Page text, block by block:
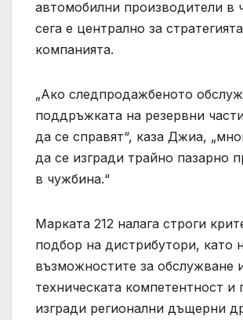
автомобилни производители в
сега е централно за
компанията.
„Ако следпродажбеното
поддръжката на резервни
да се справят“, каза Джиа,
да се изгради трайно пазарно
в чужбина.“
Марката 212 налага строги
подбор на дистрибутори, като
възможностите за обслужване
техническата компетентност и
изгради регионални дъщерни